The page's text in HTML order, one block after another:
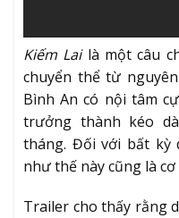
Kiếm Lailà một câu
chuyển thể từ
Bình An có nội tâm
trưởng thành kéo
tháng. Đối với bất kỳ
như thế này cũng là
Trailer cho thấy rằng